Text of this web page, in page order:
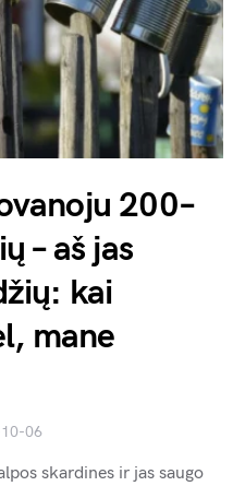
200–
– aš jas
kai
mane
06
skardines ir jas saugo